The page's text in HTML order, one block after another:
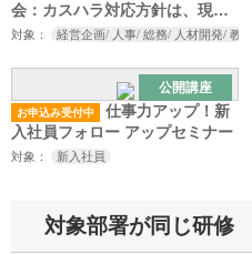
会：カスハラ対応方針は、現場
まで落とし込めていますか？
対象： 経営企画/ 人事/ 総務/ 人材開発/ 教
公開講座
お申込み受付中
仕事力アップ！新
入社員フォロー アップセミナー
対象： 新入社員
対象部署が同じ研修